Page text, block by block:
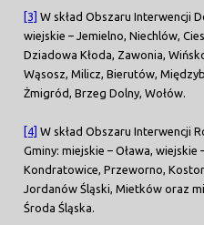
[3] W skład Obszaru Interwencji
wiejskie – Jemielno, Niechlów,
Dziadowa Kłoda, Zawonia,
Wąsosz, Milicz, Bierutów,
Żmigród, Brzeg Dolny, Wołów.
[4] W skład Obszaru Interwencji
Gminy: miejskie – Oława, wiejskie
Kondratowice, Przeworno,
Jordanów Śląski, Mietków oraz
Środa Śląska.